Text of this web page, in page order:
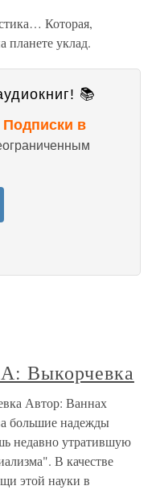
Которая,
уклад.
📚
в
Выкорчевка
Автор: Ваннах
большие надежды
недавно утратившую
В качестве
этой науки в